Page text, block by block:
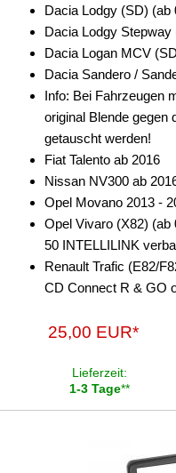
für Seat
für Skoda
für Smart
für Ssangyong
für Subaru
für Suzuki
für Toyota
für Volkswagen
Universal
Radioeinbausets
Radiorahmen
Dacia Lodgy (SD) (ab
Dacia Lodgy Stepway
Dacia Logan MCV
Dacia Sandero /
Info: Bei Fahrzeugen
original Blende gegen
getauscht werden!
Fiat Talento ab 2016
Nissan NV300 ab
Opel Movano 2013 -
Opel Vivaro (X82) (ab
50 INTELLILINK
Renault Trafic (E82/
CD Connect R & GO
25,00 EUR*
Lieferzeit:
1-3 Tage**